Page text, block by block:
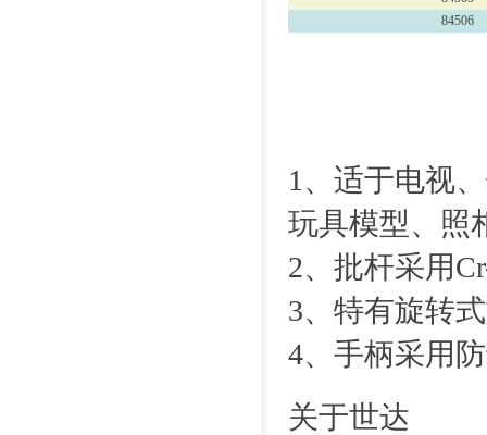
84506
1、适于电视
玩具模型、照
2、批杆采用
3、特有旋转
4、手柄采用
关于世达